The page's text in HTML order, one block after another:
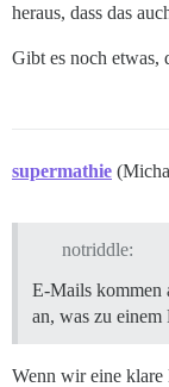
heraus, dass das
Gibt es noch etwas,
supermathie
notriddle:
E-Mails kommen
an, was zu
Wenn wir eine klare